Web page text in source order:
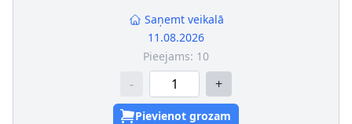
Saņemt veikalā
11.08.2026
Pieejams: 10
- +
Pievienot grozam